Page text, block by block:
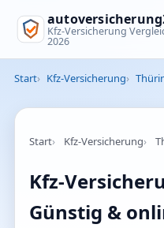
Kfz-Versicherung
2026
Start Kfz-Versicherung
Start Kfz-Versicherung
Kfz-
Günstig &